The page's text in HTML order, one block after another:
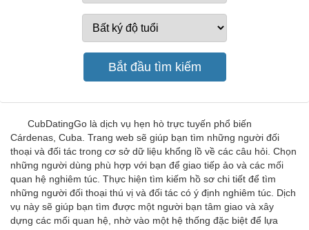
CubDatingGo là dịch vụ hẹn hò trực tuyến phổ biến
Cárdenas, Cuba. Trang web sẽ giúp bạn tìm những người đối
thoại và đối tác trong cơ sở dữ liệu khổng lồ về các câu hỏi. Chọn
những người dùng phù hợp với bạn để giao tiếp ảo và các mối
quan hệ nghiêm túc. Thực hiện tìm kiếm hồ sơ chi tiết để tìm
những người đối thoại thú vị và đối tác có ý định nghiêm túc. Dịch
vụ này sẽ giúp bạn tìm được một người bạn tâm giao và xây
dựng các mối quan hệ, nhờ vào một hệ thống đặc biệt để lựa